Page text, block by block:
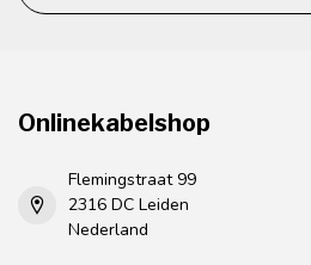
Onlinekabelshop
Flemingstraat 99
2316 DC Leiden
Nederland